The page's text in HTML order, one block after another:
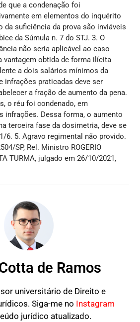
que a condenação foi
em elementos do inquérito
da suficiência da prova são inviáveis
da Súmula n. 7 do STJ. 3. O
não seria aplicável ao caso
vantagem obtida de forma ilícita
a dois salários mínimos da
infrações praticadas deve ser
a fração de aumento da pena.
o réu foi condenado, em
infrações. Dessa forma, o aumento
terceira fase da dosimetria, deve se
6. 5. Agravo regimental não provido.
SP, Rel. Ministro ROGERIO
TURMA, julgado em 26/10/2021,
de Ramos
universitário de Direito e
Siga-me no Instagram
jurídico atualizado.